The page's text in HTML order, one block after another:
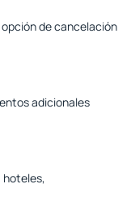
de cancelación
adicionales
hoteles,